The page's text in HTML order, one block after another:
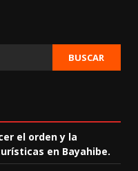
BUSCAR
el orden y la
en Bayahibe.